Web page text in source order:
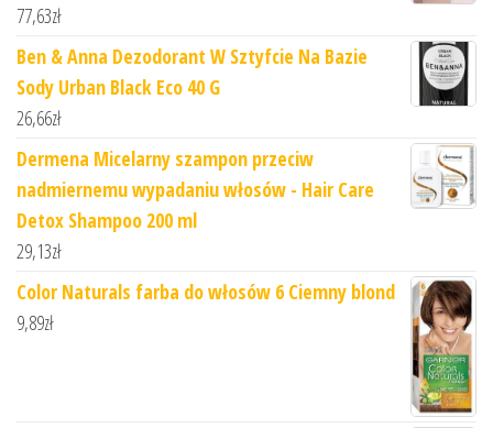
77,63zł
Ben & Anna Dezodorant W Sztyfcie Na Bazie
Sody Urban Black Eco 40 G
26,66zł
Dermena Micelarny szampon przeciw
nadmiernemu wypadaniu włosów - Hair Care
Detox Shampoo 200 ml
29,13zł
Color Naturals farba do włosów 6 Ciemny blond
9,89zł